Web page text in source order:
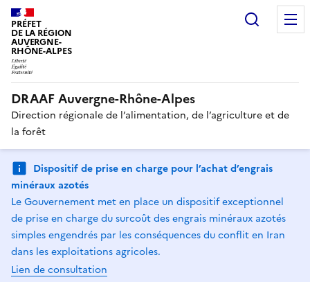
PRÉFET
DE LA RÉGION
AUVERGNE-
RHÔNE-ALPES
DRAAF Auvergne-Rhône-Alpes
Direction régionale de l’alimentation, de l’agriculture et de
la forêt
Dispositif de prise en charge pour l’achat d’engrais
minéraux azotés
Le Gouvernement met en place un dispositif exceptionnel
de prise en charge du surcoût des engrais minéraux azotés
simples engendrés par les conséquences du conflit en Iran
dans les exploitations agricoles.
Lien de consultation